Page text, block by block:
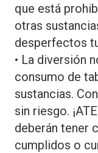
que está
otras
desperfectos
• La diversión
consumo de
sustancias.
sin riesgo.
deberán tener
cumplidos o